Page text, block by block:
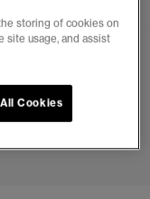
storing of cookies on
site usage, and assist
Cookies